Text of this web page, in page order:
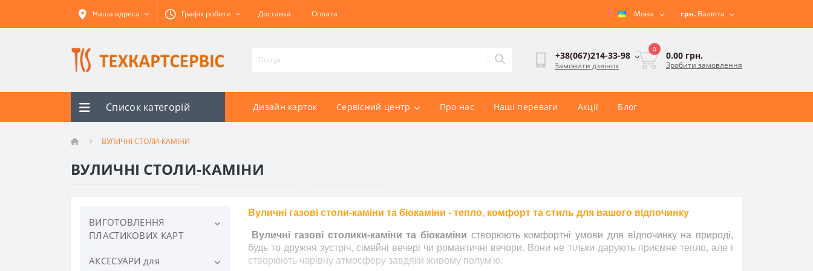
Наша адреса Графік роботи Доставка Оплата Мова грн. Валюта
+38(067)214-33-98
Замовити дзвінок
0
0.00 грн.
Зробити замовлення
Список категорій Дизайн карток Сервісний центр Про нас Наші переваги Акції Блог
ВУЛИЧНІ СТОЛИ-КАМІНИ
ВУЛИЧНІ СТОЛИ-КАМІНИ
ВИГОТОВЛЕННЯ
ПЛАСТИКОВИХ КАРТ
Перепустки та посвідчення
АКСЕСУАРИ для
Вуличні газові столи-каміни та біокаміни - тепло, комфорт та стиль для вашого відпочинку
Вуличні газові столики-каміни та біокаміни створюють комфортні умови для відпочинку на природі,
будь то дружня зустріч, сімейні вечері чи романтичні вечори. Вони не тільки дарують приємне тепло, але і
створюють чарівну атмосферу завдяки живому полум'ю.